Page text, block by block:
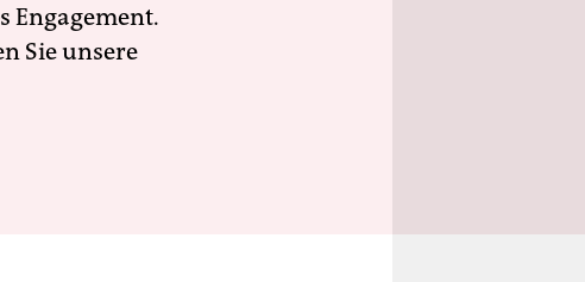
Engagement.
Sie unsere